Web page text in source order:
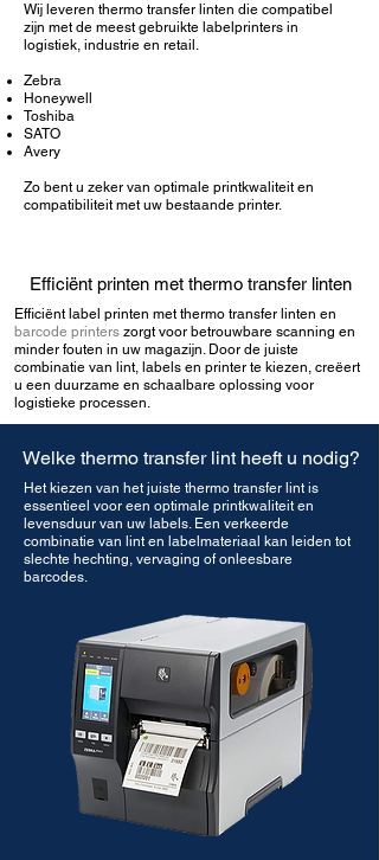
Wij leveren thermo transfer linten die compatibel
zijn met de meest gebruikte labelprinters in
logistiek, industrie en retail.
Zebra
Honeywell
Toshiba
SATO
Avery
Zo bent u zeker van optimale printkwaliteit en
compatibiliteit met uw bestaande printer.
Efficiënt printen met thermo transfer linten
Efficiënt label printen met thermo transfer linten en
barcode printers zorgt voor betrouwbare scanning en
minder fouten in uw magazijn. Door de juiste
combinatie van lint, labels en printer te kiezen, creëert
u een duurzame en schaalbare oplossing voor
logistieke processen.
Welke thermo transfer lint heeft u nodig?
Het kiezen van het juiste thermo transfer lint is
essentieel voor een optimale printkwaliteit en
levensduur van uw labels. Een verkeerde
combinatie van lint en labelmateriaal kan leiden tot
slechte hechting, vervaging of onleesbare
barcodes.